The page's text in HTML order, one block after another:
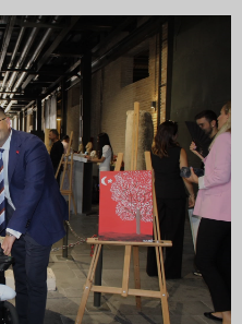
bıçaklayan şahıs tutuklandı
“Şehir hastanelerine 7 ayda 93,3
Erdemli Devlet Hastanesi Başhekimi